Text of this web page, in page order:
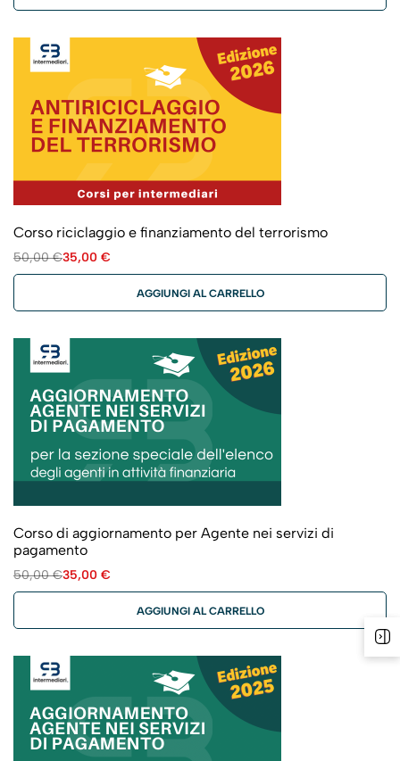
Corso riciclaggio e finanziamento del terrorismo
50,00€35,00 €
AGGIUNGI AL CARRELLO
Corso di aggiornamento per Agente nei servizi di
pagamento
50,00€35,00 €
AGGIUNGI AL CARRELLO